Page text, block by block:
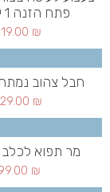
פתח הזנה 1 יחידות
₪
חבל צהוב נמתח 1 יחידות
₪
מר תפוא לכלב 1 יחידות
₪